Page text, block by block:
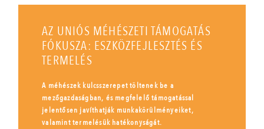
AZ UNIÓS MÉHÉSZETI TÁMOGATÁS
FÓKUSZA: ESZKÖZFEJLESZTÉS ÉS
TERMELÉS
A méhészek kulcsszerepet töltenek be a
mezőgazdaságban, és megfelelő támogatással
jelentősen javíthatják munkakörülményeiket,
valamint termelésük hatékonyságát.